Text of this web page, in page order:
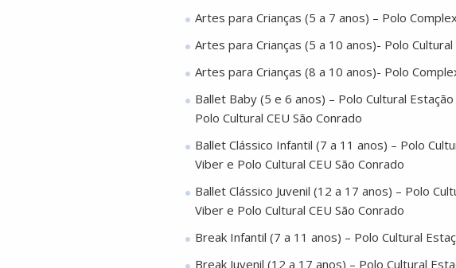
Artes para Crianças (5 a 7 anos) – Polo
Artes para Crianças (5 a 10 anos)- Polo
Artes para Crianças (8 a 10 anos)- Polo
Ballet Baby (5 e 6 anos) – Polo Cultural
Polo Cultural CEU São Conrado
Ballet Clássico Infantil (7 a 11 anos) – Polo
Viber e Polo Cultural CEU São Conrado
Ballet Clássico Juvenil (12 a 17 anos) – Polo
Viber e Polo Cultural CEU São Conrado
Break Infantil (7 a 11 anos) – Polo Cultural
Break Juvenil (12 a 17 anos) – Polo Cultural